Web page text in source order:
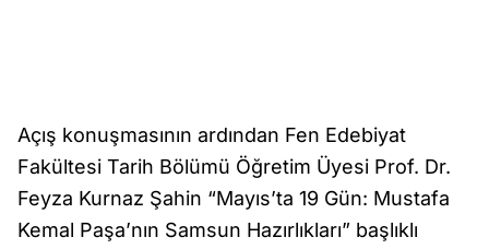
Açış konuşmasının ardından Fen Edebiyat
Fakültesi Tarih Bölümü Öğretim Üyesi Prof. Dr.
Feyza Kurnaz Şahin “Mayıs’ta 19 Gün: Mustafa
Kemal Paşa’nın Samsun Hazırlıkları” başlıklı